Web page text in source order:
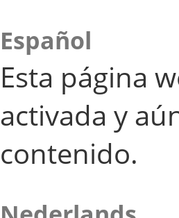
Español
Esta página
activada y
contenido.